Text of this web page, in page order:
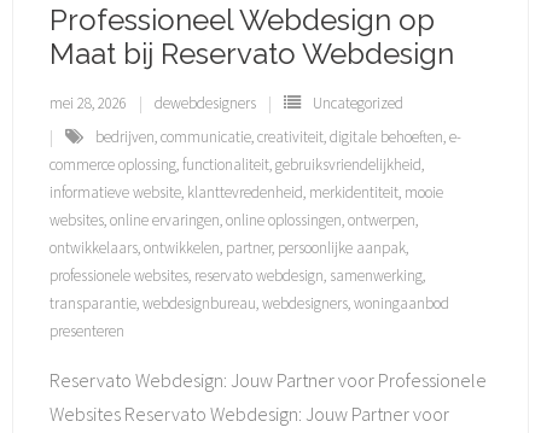
Professioneel Webdesign op
Maat bij Reservato Webdesign
mei 28, 2026 dewebdesigners
Uncategorized
bedrijven,communicatie,creativiteit,digitale behoeften,e-
commerce oplossing,functionaliteit,gebruiksvriendelijkheid,
informatieve website, klanttevredenheid, merkidentiteit, mooie
websites,online ervaringen,online oplossingen,ontwerpen,
ontwikkelaars,ontwikkelen, partner, persoonlijke aanpak,
professionele websites, reservato webdesign, samenwerking,
transparantie,webdesignbureau,webdesigners,woningaanbod
presenteren
Reservato Webdesign: Jouw Partner voor Professionele
Websites Reservato Webdesign: Jouw Partner voor